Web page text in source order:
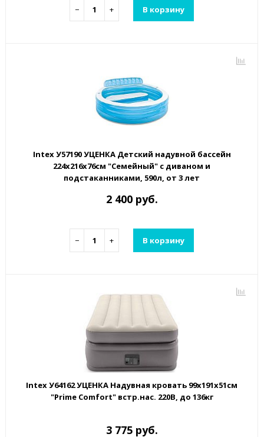
− + В корзину
Intex У57190 УЦЕНКА Детский надувной бассейн
224х216х76см "Семейный" с диваном и
подстаканниками, 590л, от 3 лет
2 400 руб.
− + В корзину
Intex У64162 УЦЕНКА Надувная кровать 99х191х51см
"Prime Comfort" встр.нас. 220В, до 136кг
3 775 руб.